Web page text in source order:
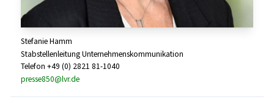
Stefanie Hamm
Stabstellenleitung Unternehmenskommunikation
Telefon +49 (0) 2821 81-1040
presse850@lvr.de